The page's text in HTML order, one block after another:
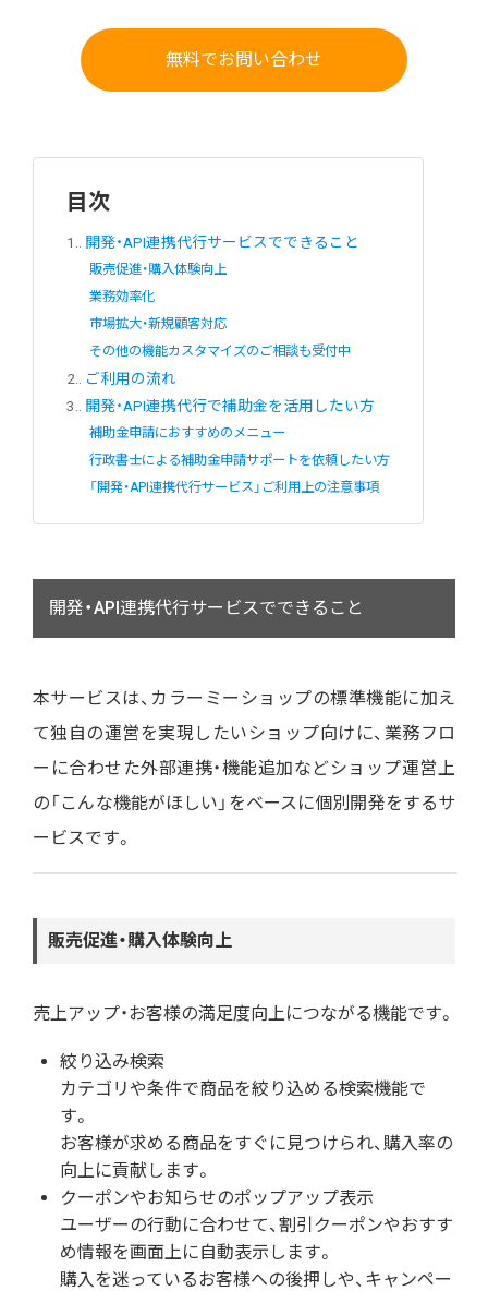
無料でお問い合わせ
目次
1. 開発・API連携代行サービスでできること
販売促進・購入体験向上
業務効率化
市場拡大・新規顧客対応
その他の機能カスタマイズのご相談も受付中
2.
ご利用の流れ
3.
開発・API連携代行で補助金を活用したい方
補助金申請におすすめのメニュー
行政書士による補助金申請サポートを依頼したい方
「開発・API連携代行サービス」ご利用上の注意事項
開発・API連携代行サービスでできること
本サービスは、カラーミーショップの標準機能に加え
て独自の運営を実現したいショップ向けに、業務フロ
ーに合わせた外部連携・機能追加などショップ運営上
の「こんな機能がほしい」をベースに個別開発をするサ
ービスです。
販売促進・購入体験向上
売上アップ・お客様の満足度向上につながる機能です。
絞り込み検索
カテゴリや条件で商品を絞り込める検索機能で
す。
お客様が求める商品をすぐに見つけられ、購入率の
向上に貢献します。
クーポンやお知らせのポップアップ表示
ユーザーの行動に合わせて、割引クーポンやおすす
め情報を画面上に自動表示します。
購入を迷っているお客様への後押しや、キャンペー